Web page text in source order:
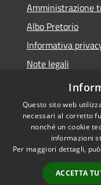
Amministrazione
Albo Pretorio
Informativa
Note legali
Dichiarazione di
Accessibilità
Questo sito web
necessari al corretto
nonché un cookie
informazioni
Per maggiori dettagli,
ACCETTA